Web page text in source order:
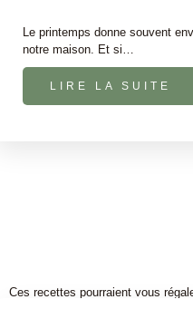
Le printemps donne souvent
notre maison. Et si…
LIRE LA SUITE
Ces recettes pourraient vous